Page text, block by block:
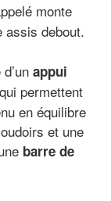
monte
assis debout.
appui
qui permettent
en équilibre
et une
barre de